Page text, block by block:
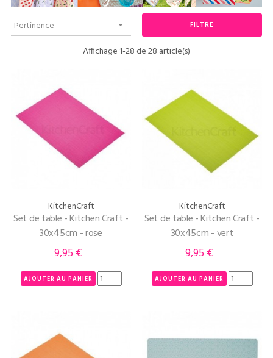
Pertinence  FILTRE
Affichage 1-28 de 28 article(s)
KitchenCraft
Set de table - Kitchen Craft -
30x45cm - rose
Prix
9,95 €
AJOUTER AU PANIER
KitchenCraft
Set de table - Kitchen Craft -
30x45cm - vert
Prix
9,95 €
AJOUTER AU PANIER